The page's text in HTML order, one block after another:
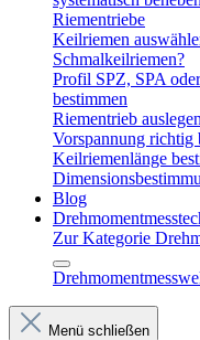
Riementriebe
Keilriemen
Schmalkeilriemen?
Profil SPZ, SPA
bestimmen
Riementrieb
Vorspannung richtig
Keilriemenlänge
Blog
Zur Kategorie
Menü schließen